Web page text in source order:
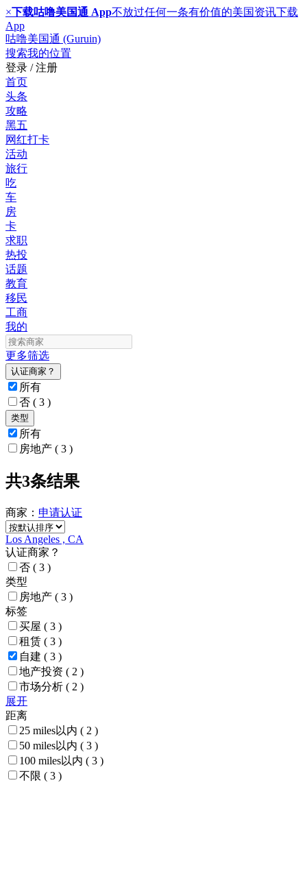
×下载咕噜美国通 App不放过任何一条有价值的美国资讯下载
App
咕噜美国通 (Guruin)
搜索我的位置
登录 / 注册
首页
头条
攻略
黑五
网红打卡
活动
旅行
吃
车
房
卡
求职
热投
话题
教育
移民
工商
我的
更多筛选
认证商家？
所有
否 ( 3 )
类型
所有
房地产 ( 3 )
共3条结果
商家： 申请认证
Los Angeles , CA
认证商家？
否 ( 3 )
类型
房地产 ( 3 )
标签
买屋 ( 3 )
租赁 ( 3 )
自建 ( 3 )
地产投资 ( 2 )
市场分析 ( 2 )
展开
距离
25 miles以内 ( 2 )
50 miles以内 ( 3 )
100 miles以内 ( 3 )
不限 ( 3 )